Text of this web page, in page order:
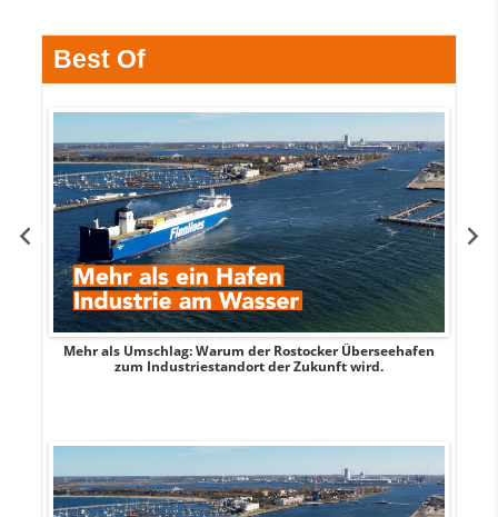
Best Of
Mehr als Umschlag: Warum der Rostocker Überseehafen
zum Industriestandort der Zukunft wird.